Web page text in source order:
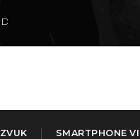
Doručení na SK
ZVUK SMARTPHONE